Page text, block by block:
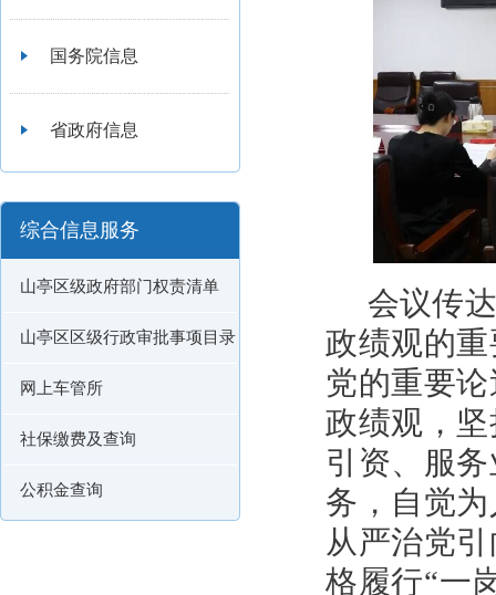
国务院信息
省政府信息
综合信息服务
山亭区级政府部门权责清单
山亭区区级行政审批事项目录
网上车管所
社保缴费及查询
公积金查询
会议传
政绩观的
党的重要
政绩观，
引资、服
务，自觉
从严治党
格履行“一